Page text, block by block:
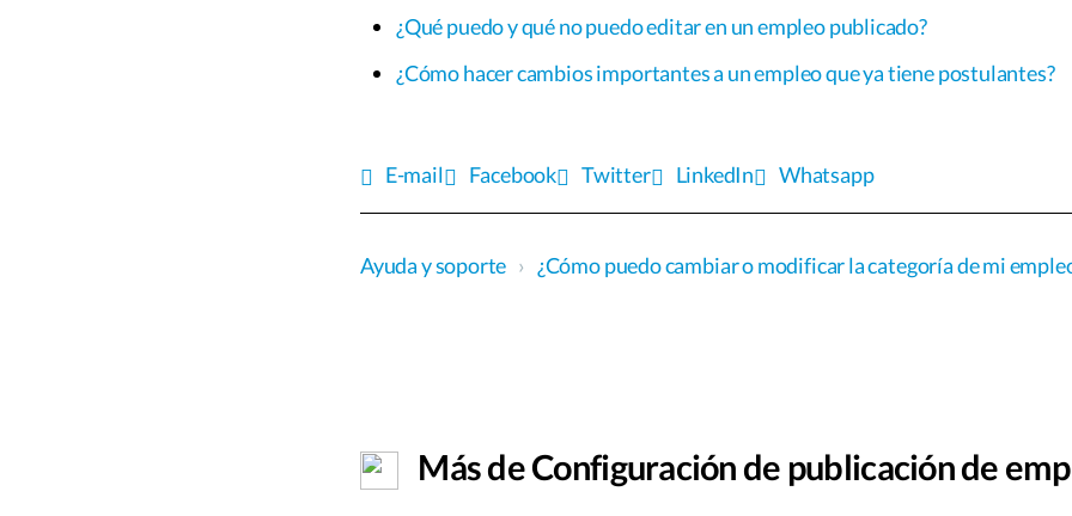
¿Qué puedo y qué no puedo editar en un empleo publicado?
¿Cómo hacer cambios importantes a un empleo que ya tiene postulantes?
E-mail Facebook Twitter LinkedIn Whatsapp
Ayuda y soporte › ¿Cómo puedo cambiar o modificar la categoría de mi
Más de Configuración de publicación de